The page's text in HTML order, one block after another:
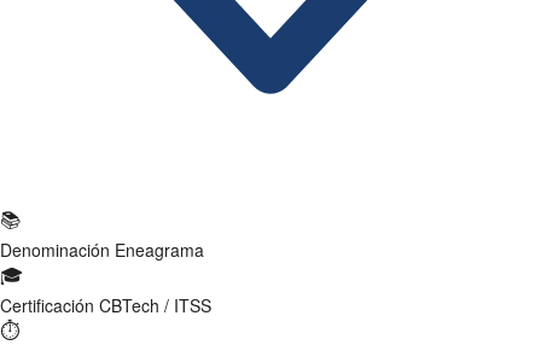
📚
Denominación Eneagrama
🎓
Certificación CBTech / ITSS
⏱